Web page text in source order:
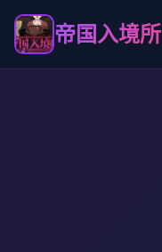
帝国入境所